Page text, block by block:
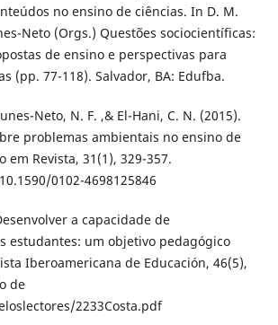
no ensino de ciências. In D. M.
Neto (Orgs.) Questões sociocientíficas:
de ensino e perspectivas para
(pp. 77-118). Salvador, BA: Edufba.
Neto, N. F. ,& El-Hani, C. N. (2015).
problemas ambientais no ensino de
em Revista, 31(1), 329-357.
0102-4698125846
a capacidade de
estudantes: um objetivo pedagógico
Iberoamericana de Educación, 46(5),
de
2233Costa.pdf